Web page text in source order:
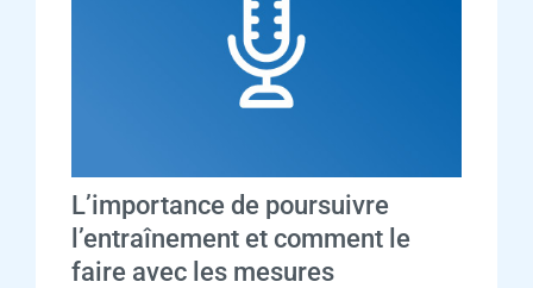
L’importance de poursuivre
l’entraînement et comment le
faire avec les mesures